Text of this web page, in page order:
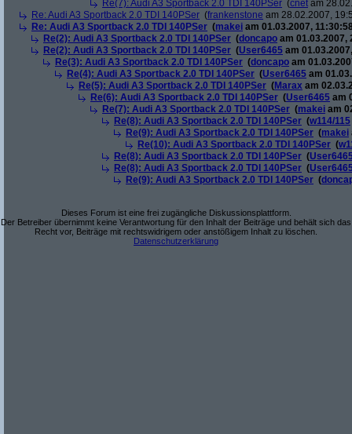
Re(7): Audi A3 Sportback 2.0 TDI 140PSer (cnet am
Re: Audi A3 Sportback 2.0 TDI 140PSer (frankenstone am 28.02.2007,
Re: Audi A3 Sportback 2.0 TDI 140PSer (makei am 01.03.2007,
Re(2): Audi A3 Sportback 2.0 TDI 140PSer (doncapo am 01.03.2007,
Re(2): Audi A3 Sportback 2.0 TDI 140PSer (User6465 am
Re(3): Audi A3 Sportback 2.0 TDI 140PSer (doncapo am
Re(4): Audi A3 Sportback 2.0 TDI 140PSer (User6465 am
Re(5): Audi A3 Sportback 2.0 TDI 140PSer (Marax am
Re(6): Audi A3 Sportback 2.0 TDI 140PSer (User6465 am
Re(7): Audi A3 Sportback 2.0 TDI 140PSer (makei am
Re(8): Audi A3 Sportback 2.0 TDI 140PSer (w114/115
Re(9): Audi A3 Sportback 2.0 TDI 140PSer (makei
Re(10): Audi A3 Sportback 2.0 TDI 140PSer (
Re(8): Audi A3 Sportback 2.0 TDI 140PSer (
Re(8): Audi A3 Sportback 2.0 TDI 140PSer (
Re(9): Audi A3 Sportback 2.0 TDI 140PSer (
Dieses Forum ist eine frei zugängliche Diskussionsplattform.
Der Betreiber übernimmt keine Verantwortung für den Inhalt der Beiträge und behält sich das
Recht vor, Beiträge mit rechtswidrigem oder anstößigem Inhalt zu löschen.
Datenschutzerklärung